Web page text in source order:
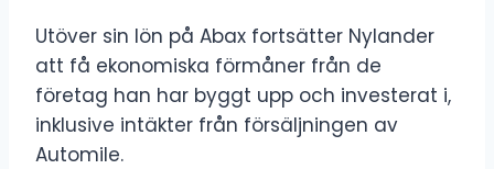
Utöver sin lön på Abax fortsätter Nylander
att få ekonomiska förmåner från de
företag han har byggt upp och investerat i,
inklusive intäkter från försäljningen av
Automile.